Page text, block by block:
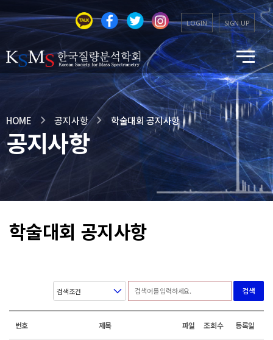
LOGIN SIGN UP
HOME 공지사항 학술대회 공지사항
공지사항
학술대회 공지사항
검색
번호 제목 파일 조회수 등록일